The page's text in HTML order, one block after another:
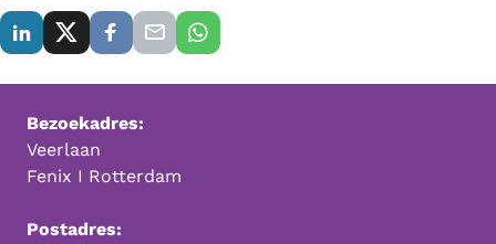
Bezoekadres:
Veerlaan
Fenix I Rotterdam
Postadres: